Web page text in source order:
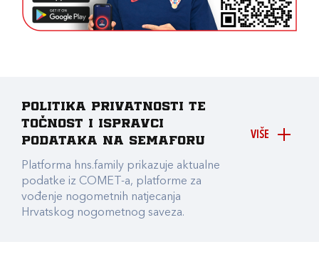
VIŠE
Politika privatnosti te
točnost i ispravci
podataka na Semaforu
Platforma hns.family prikazuje aktualne
podatke iz COMET-a, platforme za
vođenje nogometnih natjecanja
Hrvatskog nogometnog saveza.